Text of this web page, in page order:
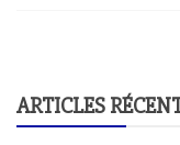
ARTICLES